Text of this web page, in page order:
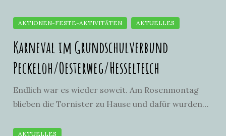
Karneval im Grundschulverbund
Peckeloh/Oesterweg/Hesselteich
Endlich war es wieder soweit. Am Rosenmontag
blieben die Tornister zu Hause und dafür wurden…